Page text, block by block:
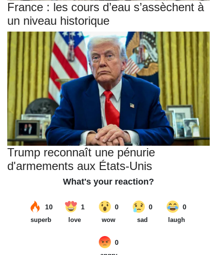
France : les cours d’eau s’assèchent à
un niveau historique
Trump reconnaît une pénurie
d'armements aux États-Unis